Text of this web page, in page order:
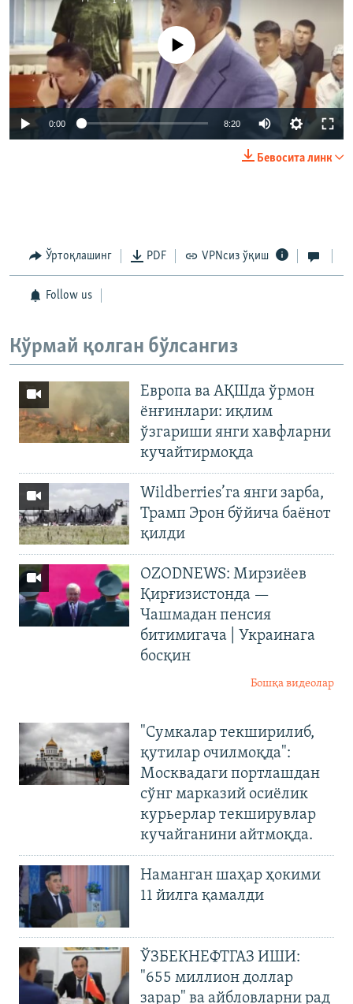
Айни дамда медиа-манба мавжуд эмас
0:00 8:20
1080p
Бевосита линк
Ўртоқлашинг PDF VPNсиз ўқиш
Follow us
Кўрмай қолган бўлсангиз
Европа ва АҚШда ўрмон
ёнғинлари: иқлим
ўзгариши янги хавфларни
кучайтирмоқда
Wildberries’га янги зарба,
Трамп Эрон бўйича баёнот
қилди
OZODNEWS: Мирзиёев
Қирғизистонда —
Чашмадан пенсия
битимигача | Украинага
босқин
Бошқа видеолар
"Сумкалар текширилиб,
қутилар очилмоқда":
Москвадаги портлашдан
сўнг марказий осиёлик
курьерлар текширувлар
кучайганини айтмоқда.
Наманган шаҳар ҳокими
11 йилга қамалди
ЎЗБЕКНЕФТГАЗ ИШИ:
"655 миллион доллар
зарар" ва айбловларни рад